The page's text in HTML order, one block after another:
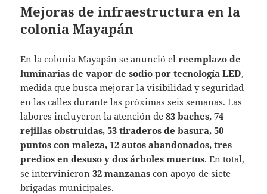
Mejoras de infraestructura en la
colonia Mayapán
En la colonia Mayapán se anunció elreemplazo de
luminarias de vapor de sodio por tecnología LED,
medida que busca mejorar la visibilidad y seguridad
en las calles durante las próximas seis semanas. Las
labores incluyeron la atención de83 baches, 74
rejillas obstruidas, 53 tiraderos de basura, 50
puntos con maleza, 12 autos abandonados, tres
predios en desuso y dos árboles muertos. En total,
se intervinieron32 manzanas con apoyo de siete
brigadas municipales.